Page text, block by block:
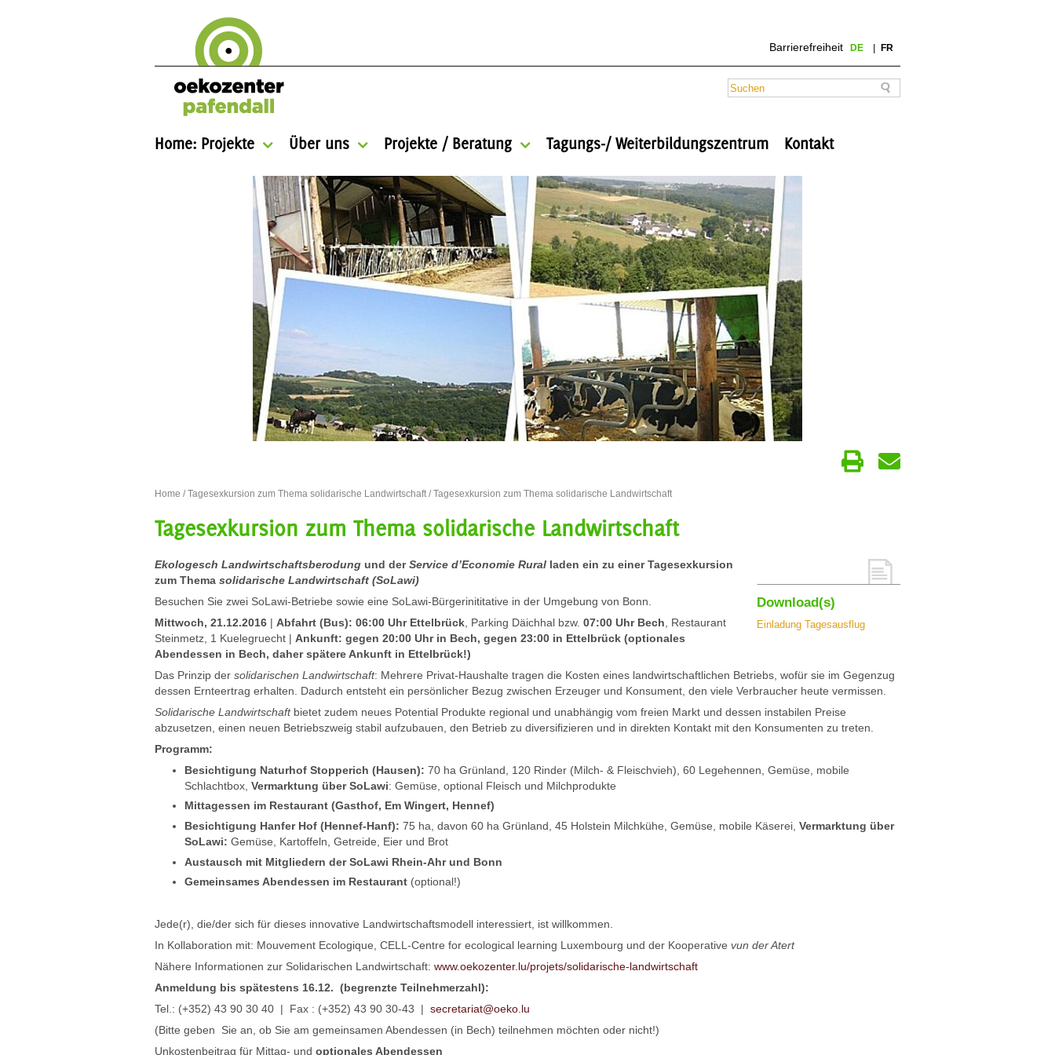
Barrierefreiheit DE FR
Home: Projekte Über uns Projekte / Beratung Tagungs-/ Weiterbildungszentrum Kontakt
Home /Tagesexkursion zum Thema solidarische Landwirtschaft/ Tagesexkursion zum Thema solidarische Landwirtschaft
Tagesexkursion zum Thema solidarische Landwirtschaft
Download(s)
Einladung Tagesausflug
Ekologesch Landwirtschaftsberodung und derService d’Economie Rural laden ein zu einer Tagesexkursion
zum Thema solidarische Landwirtschaft (SoLawi)
Besuchen Sie zwei SoLawi-Betriebe sowie eine SoLawi-Bürgerinititative in der Umgebung von Bonn.
Mittwoch, 21.12.2016 | Abfahrt (Bus): 06:00 Uhr Ettelbrück , Parking Däichhal bzw. 07:00 Uhr Bech , Restaurant
Steinmetz, 1 Kuelegruecht | Ankunft: gegen 20:00 Uhr in Bech, gegen 23:00 in Ettelbrück (optionales
Abendessen in Bech, daher spätere Ankunft in Ettelbrück!)
Das Prinzip der solidarischen Landwirtschaft: Mehrere Privat-Haushalte tragen die Kosten eines landwirtschaftlichen Betriebs, wofür sie im Gegenzug
dessen Ernteertrag erhalten. Dadurch entsteht ein persönlicher Bezug zwischen Erzeuger und Konsument, den viele Verbraucher heute vermissen.
Solidarische Landwirtschaftbietet zudem neues Potential Produkte regional und unabhängig vom freien Markt und dessen instabilen Preise
abzusetzen, einen neuen Betriebszweig stabil aufzubauen, den Betrieb zu diversifizieren und in direkten Kontakt mit den Konsumenten zu treten.
Programm:
Besichtigung Naturhof Stopperich (Hausen): 70 ha Grünland, 120 Rinder (Milch- & Fleischvieh), 60 Legehennen, Gemüse, mobile
Schlachtbox, Vermarktung über SoLawi: Gemüse, optional Fleisch und Milchprodukte
Mittagessen im Restaurant (Gasthof, Em Wingert, Hennef)
Besichtigung Hanfer Hof (Hennef-Hanf): 75 ha, davon 60 ha Grünland, 45 Holstein Milchkühe, Gemüse, mobile Käserei, Vermarktung über
SoLawi: Gemüse, Kartoffeln, Getreide, Eier und Brot
Austausch mit Mitgliedern der SoLawi Rhein-Ahr und Bonn
Gemeinsames Abendessen im Restaurant (optional!)
Jede(r), die/der sich für dieses innovative Landwirtschaftsmodell interessiert, ist willkommen.
In Kollaboration mit: Mouvement Ecologique, CELL-Centre for ecological learning Luxembourg und der Kooperative vun der Atert
Nähere Informationen zur Solidarischen Landwirtschaft: www.oekozenter.lu/projets/solidarische-landwirtschaft
Anmeldung bis spätestens 16.12. (begrenzte Teilnehmerzahl):
Tel.: (+352) 43 90 30 40 | Fax : (+352) 43 90 30-43 | secretariat@oeko.lu
(Bitte geben Sie an, ob Sie am gemeinsamen Abendessen (in Bech) teilnehmen möchten oder nicht!)
Unkostenbeitrag für Mittag- und optionales Abendessen